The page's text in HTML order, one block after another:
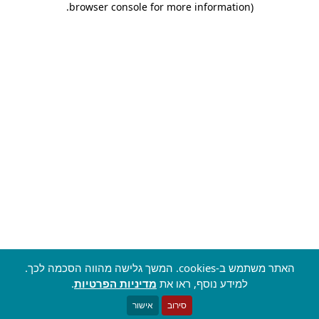
browser console for more information)
.
האתר משתמש ב-cookies. המשך גלישה מהווה הסכמה לכך.
למידע נוסף, ראו את מדיניות הפרטיות.
סירוב אישור